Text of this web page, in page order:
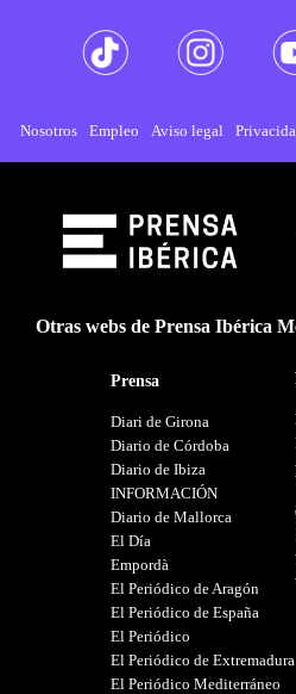
Nosotros Empleo Aviso legal
Otras webs de Prensa Ibérica
Prensa
Diari de Girona
Diario de Córdoba
Diario de Ibiza
INFORMACIÓN
Diario de Mallorca
El Día
Empordà
El Periódico de Aragón
El Periódico de España
El Periódico
El Periódico de Extremadura
El Periódico Mediterráneo